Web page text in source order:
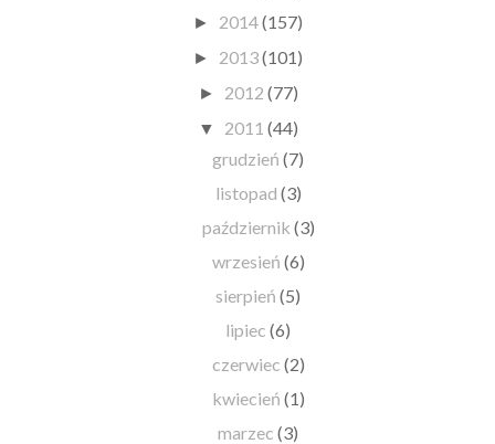
► 2014(157)
► 2013(101)
► 2012 (77)
▼ 2011 (44)
grudzień(7)
listopad (3)
październik (3)
wrzesień (6)
sierpień(5)
lipiec(6)
czerwiec (2)
kwiecień (1)
marzec(3)